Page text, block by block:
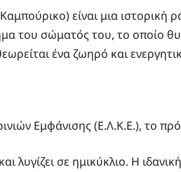
είναι μια ιστορική
του σώματός του, το οποίο
ένα ζωηρό και
Εμφάνισης (Ε.Λ.Κ.Ε.), το
λυγίζει σε ημικύκλιο. Η